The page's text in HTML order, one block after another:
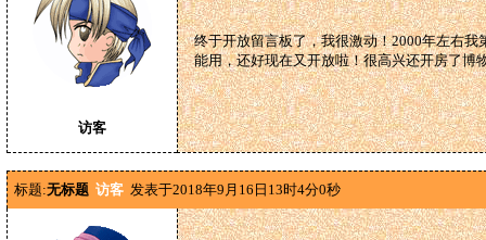
访客
终于开放留言板了，我很激动！2000年左右
能用，还好现在又开放啦！很高兴还开房了博
标题:无标题 访客 发表于2018年9月16日13时4分0秒